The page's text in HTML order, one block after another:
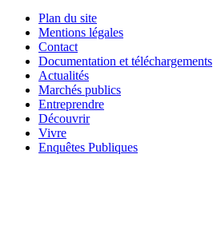
Plan du site
Mentions légales
Contact
Documentation et téléchargements
Actualités
Marchés publics
Entreprendre
Découvrir
Vivre
Enquêtes Publiques